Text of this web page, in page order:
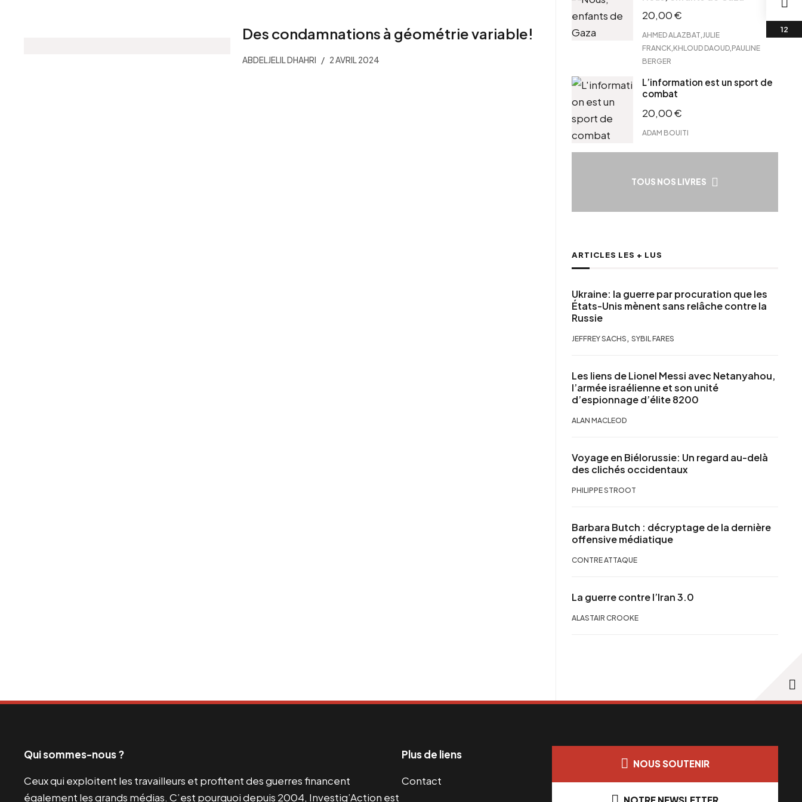
Des condamnations à géométrie variable!
ABDELJELIL DHAHRI 2 AVRIL 2024
20,00€
AHMED ALAZBAT JULIE
FRANCK KHLOUD DAOUD PAULINE
BERGER
L’information est un sport de
combat
20,00€
ADAM BOUITI
TOUS NOS LIVRES
ARTICLES LES + LUS
Ukraine: la guerre par procuration que les
États-Unis mènent sans relâche contre la
Russie
JEFFREY SACHS , SYBIL FARES
Les liens de Lionel Messi avec Netanyahou,
l’armée israélienne et son unité
d’espionnage d’élite 8200
ALAN MACLEOD
Voyage en Biélorussie: Un regard au-delà
des clichés occidentaux
PHILIPPE STROOT
Barbara Butch : décryptage de la dernière
offensive médiatique
CONTRE ATTAQUE
La guerre contre l’Iran 3.0
ALASTAIR CROOKE
Qui sommes-nous ?
Ceux qui exploitent les travailleurs et profitent des guerres financent
également les grands médias. C’est pourquoi depuis 2004, Investig’Action est
Plus de liens
Contact
NOUS SOUTENIR